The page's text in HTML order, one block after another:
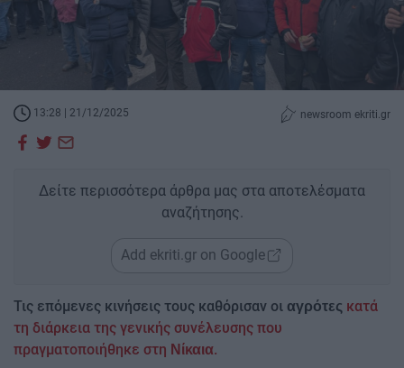
13:28 | 21/12/2025 newsroom ekriti.gr
Δείτε περισσότερα άρθρα μας στα αποτελέσματα
αναζήτησης.
Add ekriti.gr on Google
Τις επόμενες κινήσεις τους καθόρισαν οι αγρότες κατά
τη διάρκεια της γενικής συνέλευσης που
πραγματοποιήθηκε στη Νίκαια.